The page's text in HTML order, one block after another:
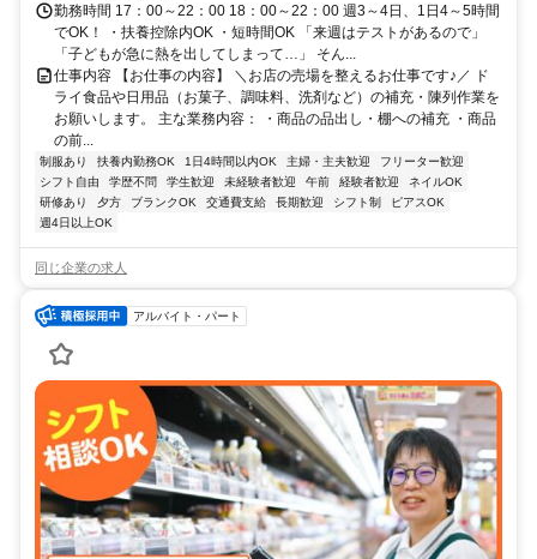
勤務時間 17：00～22：00 18：00～22：00 週3～4日、1日4～5時間
でOK！ ・扶養控除内OK ・短時間OK 「来週はテストがあるので」
「子どもが急に熱を出してしまって…」 そん...
仕事内容 【お仕事の内容】 ＼お店の売場を整えるお仕事です♪／ ド
ライ食品や日用品（お菓子、調味料、洗剤など）の補充・陳列作業を
お願いします。 主な業務内容： ・商品の品出し・棚への補充 ・商品
の前...
制服あり 扶養内勤務OK 1日4時間以内OK 主婦・主夫歓迎
フリーター歓迎
シフト自由
学歴不問 学生歓迎 未経験者歓迎 午前 経験者歓迎
ネイルOK
研修あり
夕方 ブランクOK 交通費支給 長期歓迎 シフト制
ピアスOK
週4日以上OK
同じ企業の求人
アルバイト・パート